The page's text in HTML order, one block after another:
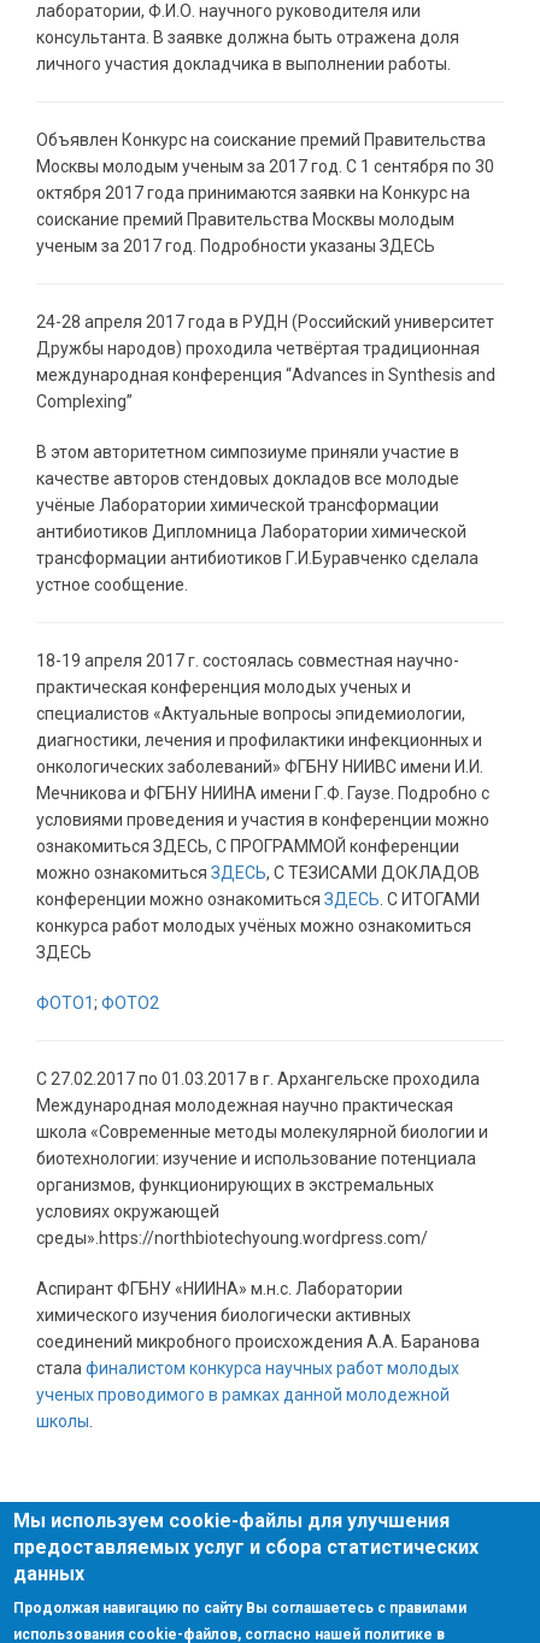
лаборатории, Ф.И.О. научного руководителя или
консультанта. В заявке должна быть отражена доля
личного участия докладчика в выполнении работы.
Объявлен Конкурс на соискание премий Правительства
Москвы молодым ученым за 2017 год. С 1 сентября по 30
октября 2017 года принимаются заявки на Конкурс на
соискание премий Правительства Москвы молодым
ученым за 2017 год. Подробности указаны ЗДЕСЬ
24-28 апреля 2017 года в РУДН (Российский университет
Дружбы народов) проходила четвёртая традиционная
международная конференция “Advances in Synthesis and
Complexing”
В этом авторитетном симпозиуме приняли участие в
качестве авторов стендовых докладов все молодые
учёные Лаборатории химической трансформации
антибиотиков Дипломница Лаборатории химической
трансформации антибиотиков Г.И.Буравченко сделала
устное сообщение.
18-19 апреля 2017 г. состоялась совместная научно-
практическая конференция молодых ученых и
специалистов «Актуальные вопросы эпидемиологии,
диагностики, лечения и профилактики инфекционных и
онкологических заболеваний» ФГБНУ НИИВС имени И.И.
Мечникова и ФГБНУ НИИНА имени Г.Ф. Гаузе. Подробно с
условиями проведения и участия в конференции можно
ознакомиться ЗДЕСЬ, С ПРОГРАММОЙ конференции
можно ознакомиться ЗДЕСЬ, С ТЕЗИСАМИ ДОКЛАДОВ
конференции можно ознакомиться ЗДЕСЬ . С ИТОГАМИ
конкурса работ молодых учёных можно ознакомиться
ЗДЕСЬ
ФОТО1; ФОТО2
С 27.02.2017 по 01.03.2017 в г. Архангельске проходила
Международная молодежная научно практическая
школа «Современные методы молекулярной биологии и
биотехнологии: изучение и использование потенциала
организмов, функционирующих в экстремальных
условиях окружающей
среды».https://northbiotechyoung.wordpress.com/
Аспирант ФГБНУ «НИИНА» м.н.с. Лаборатории
химического изучения биологически активных
соединений микробного происхождения А.А. Баранова
стала финалистом конкурса научных работ молодых
ученых проводимого в рамках данной молодежной
школы
Поиск
Поиск
Мы используем cookie-файлы для улучшения
предоставляемых услуг и сбора статистических
данных
Продолжая навигацию по сайту Вы соглашаетесь с правилами
использования cookie-файлов, согласно нашей политике в